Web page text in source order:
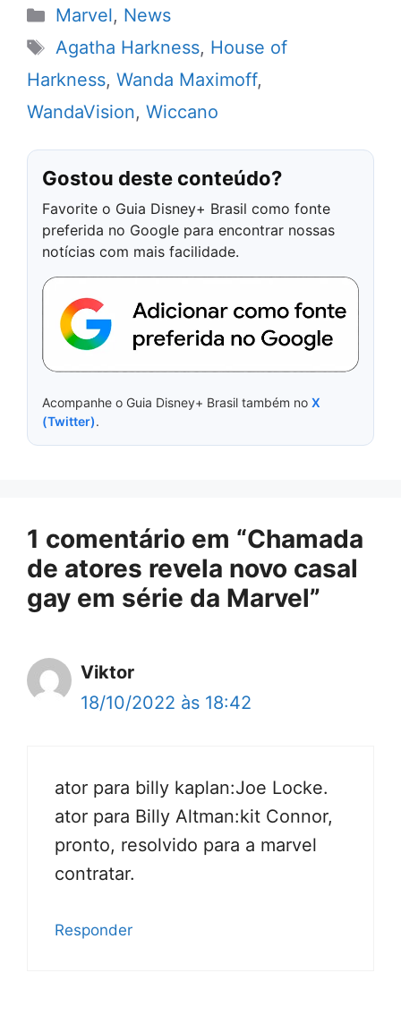
Categorias
Marvel, News
Tags
Agatha Harkness, House of
Harkness, Wanda Maximoff,
WandaVision, Wiccano
Gostou deste conteúdo?
Favorite o Guia Disney+ Brasil como fonte
preferida no Google para encontrar nossas
notícias com mais facilidade.
Acompanhe o Guia Disney+ Brasil também no X
(Twitter).
1 comentário em “Chamada
de atores revela novo casal
gay em série da Marvel”
Viktor
18/10/2022 às 18:42
ator para billy kaplan:Joe Locke.
ator para Billy Altman:kit Connor,
pronto, resolvido para a marvel
contratar.
Responder